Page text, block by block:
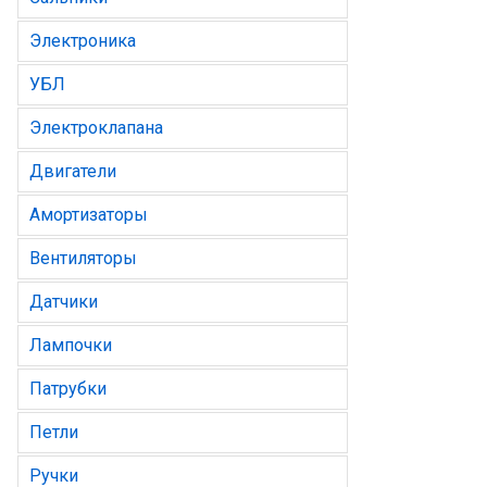
Электроника
УБЛ
Электроклапана
Двигатели
Амортизаторы
Вентиляторы
Датчики
Лампочки
Патрубки
Петли
Ручки